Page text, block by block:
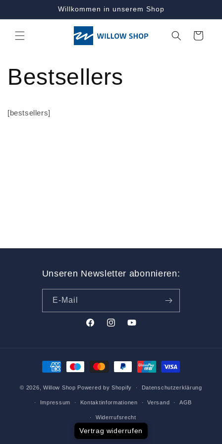
Inhalt
Willkommen in unserem Shop
Warenkorb
Bestsellers
[bestsellers]
Unseren Newsletter abonnieren:
E-Mail
FacebookInstagramYouTube
Zahlungsmethoden
© 2026, Willow Shop Powered by Shopify Datenschutzerklärung
Impressum Kontaktinformationen Versand AGB
Widerrufsrecht
Vertrag widerrufen